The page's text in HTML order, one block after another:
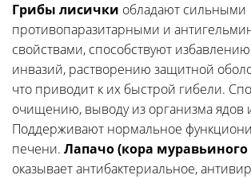
Грибы лисички обладают сильными
противопаразитарными и
свойствами, способствуют
инвазий, растворению защитной
что приводит к их быстрой гибели.
очищению, выводу из организма ядов
Поддерживают нормальное
печени. Лапачо (кора муравьиного
оказывает антибактериальное,